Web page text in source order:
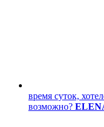
время суток,
возможно?